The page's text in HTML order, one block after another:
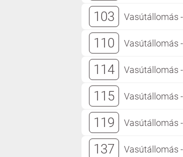
103 Vasútállomás
110 Vasútállomás
114 Vasútállomás
115 Vasútállomás
119 Vasútállomás
137 Vasútállomás